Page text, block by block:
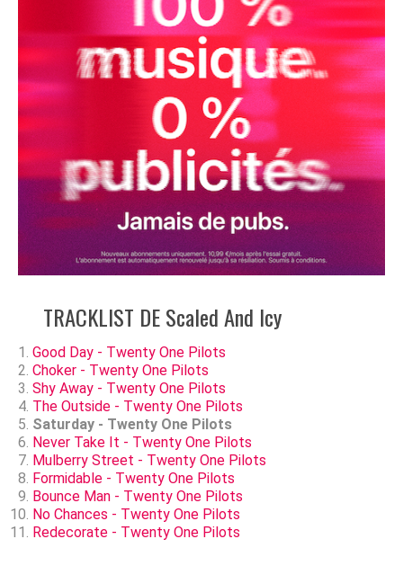
TRACKLIST DE Scaled And Icy
Good Day - Twenty One Pilots
Choker - Twenty One Pilots
Shy Away - Twenty One Pilots
The Outside - Twenty One Pilots
Saturday - Twenty One Pilots
Never Take It - Twenty One Pilots
Mulberry Street - Twenty One Pilots
Formidable - Twenty One Pilots
Bounce Man - Twenty One Pilots
No Chances - Twenty One Pilots
Redecorate - Twenty One Pilots